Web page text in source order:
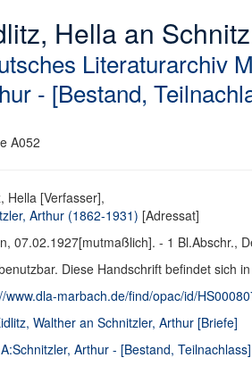
Hella an
Literaturarchiv
- [Bestand,
A052
Hella [Verfasser],
Arthur (1862-1931) [Adressat]
07.02.1927[mutmaßlich]. - 1 Bl.Abschr.,
Diese Handschrift befindet sich
www.dla-marbach.de/find/opac/id/
Walther an Schnitzler, Arthur [Briefe]
A:Schnitzler, Arthur - [Bestand, Teilnachlass]